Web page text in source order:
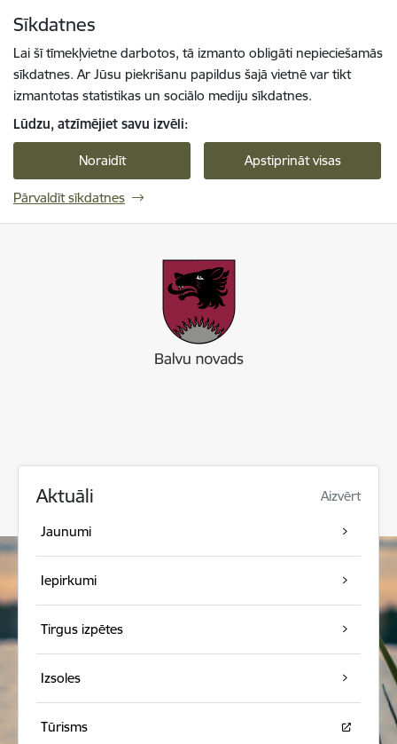
Sīkdatnes
Lai šī tīmekļvietne darbotos, tā izmanto obligāti nepieciešamās
sīkdatnes. Ar Jūsu piekrišanu papildus šajā vietnē var tikt
izmantotas statistikas un sociālo mediju sīkdatnes.
Lūdzu, atzīmējiet savu izvēli:
Noraidīt Apstiprināt visas
Pārvaldīt sīkdatnes
Aktuāli Aizvērt
Jaunumi
Iepirkumi
Tirgus izpētes
Izsoles
Tūrisms